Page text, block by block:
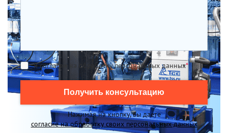
Я согласен на обработку персональных данных*
Получить консультацию
Нажимая на кнопку, вы даете
согласие на обработку своих персональных данных